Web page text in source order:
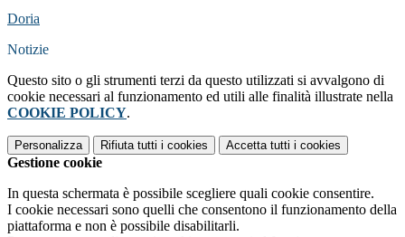
Doria
Notizie
Questo sito o gli strumenti terzi da questo utilizzati si avvalgono di
cookie necessari al funzionamento ed utili alle finalità illustrate nella
COOKIE POLICY.
Personalizza Rifiuta tutti i cookies Accetta tutti i cookies
Gestione cookie
In questa schermata è possibile scegliere quali cookie consentire.
I cookie necessari sono quelli che consentono il funzionamento della
piattaforma e non è possibile disabilitarli.